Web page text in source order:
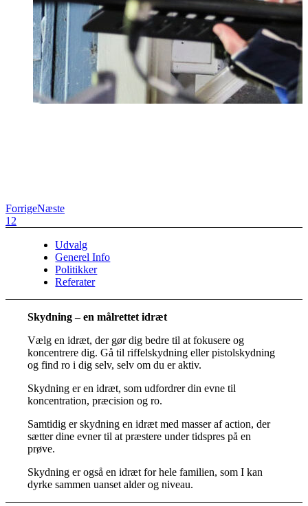
ForrigeNæste
1 2
Udvalg
Generel Info
Politikker
Referater
Skydning – en målrettet idræt
Vælg en idræt, der gør dig bedre til at fokusere og
koncentrere dig. Gå til riffelskydning eller pistolskydning
og find ro i dig selv, selv om du er aktiv.
Skydning er en idræt, som udfordrer din evne til
koncentration, præcision og ro.
Samtidig er skydning en idræt med masser af action, der
sætter dine evner til at præstere under tidspres på en
prøve.
Skydning er også en idræt for hele familien, som I kan
dyrke sammen uanset alder og niveau.